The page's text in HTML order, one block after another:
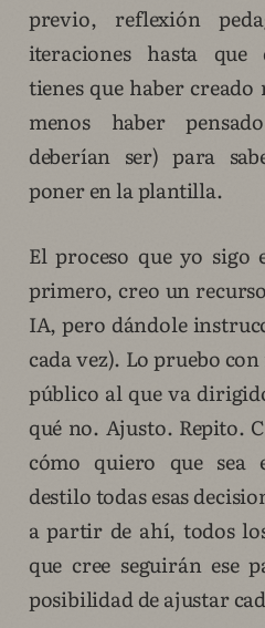
previo, reflexión
iteraciones hasta que
tienes que haber
menos haber
deberían ser) para
poner en la plantilla.
El proceso que yo sigo
primero, creo un
IA, pero dándole
cada vez). Lo pruebo
público al que va
qué no. Ajusto. Repito.
cómo quiero que sea
destilo todas esas
a partir de ahí, todos
que cree seguirán
posibilidad de ajustar